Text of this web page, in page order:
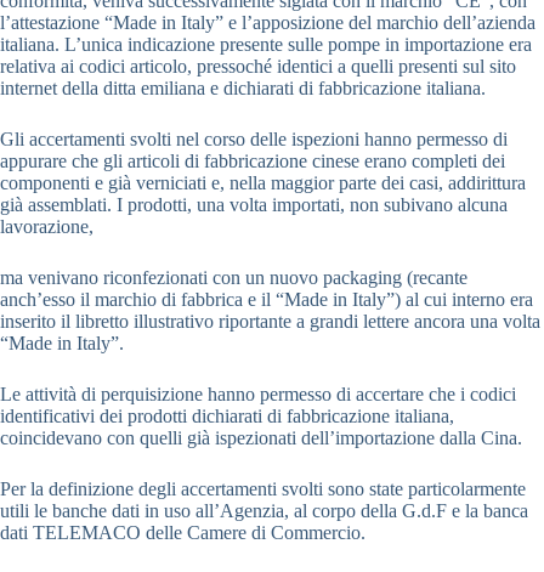
l’attestazione “Made in Italy” e l’apposizione del marchio dell’azienda
italiana. L’unica indicazione presente sulle pompe in importazione era
relativa ai codici articolo, pressoché identici a quelli presenti sul sito
internet della ditta emiliana e dichiarati di fabbricazione italiana.
Gli accertamenti svolti nel corso delle ispezioni hanno permesso di
appurare che gli articoli di fabbricazione cinese erano completi dei
componenti e già verniciati e, nella maggior parte dei casi, addirittura
già assemblati. I prodotti, una volta importati, non subivano alcuna
lavorazione,
ma venivano riconfezionati con un nuovo packaging (recante
anch’esso il marchio di fabbrica e il “Made in Italy”) al cui interno era
inserito il libretto illustrativo riportante a grandi lettere ancora una volta
“Made in Italy”.
Le attività di perquisizione hanno permesso di accertare che i codici
identificativi dei prodotti dichiarati di fabbricazione italiana,
coincidevano con quelli già ispezionati dell’importazione dalla Cina.
Per la definizione degli accertamenti svolti sono state particolarmente
utili le banche dati in uso all’Agenzia, al corpo della G.d.F e la banca
dati TELEMACO delle Camere di Commercio.